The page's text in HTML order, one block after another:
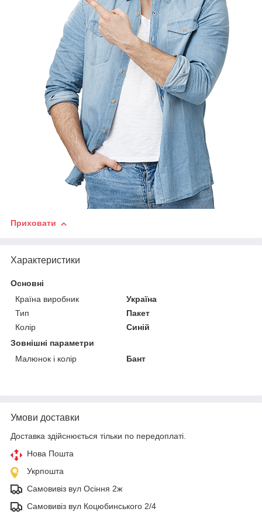
Приховати
Характеристики
Основні
Країна виробник
Україна
Тип
Пакет
Колір
Синій
Зовнішні параметри
Малюнок і колір
Бант
Умови доставки
Доставка здійснюється тільки по передоплаті.
Нова Пошта
Укрпошта
Самовивіз вул Осіння 2ж
Самовивіз вул Коцюбинського 2/4